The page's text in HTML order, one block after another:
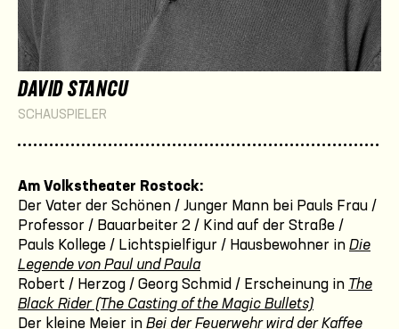
DAVID STANCU
SCHAUSPIELER
Am Volkstheater Rostock:
Der Vater der Schönen / Junger Mann bei Pauls Frau /
Professor / Bauarbeiter 2 / Kind auf der Straße /
Pauls Kollege / Lichtspielfigur / Hausbewohner in Die
Legende von Paul und Paula
Robert / Herzog / Georg Schmid / Erscheinung in The
Black Rider (The Casting of the Magic Bullets)
Der kleine Meier in Bei der Feuerwehr wird der Kaffee